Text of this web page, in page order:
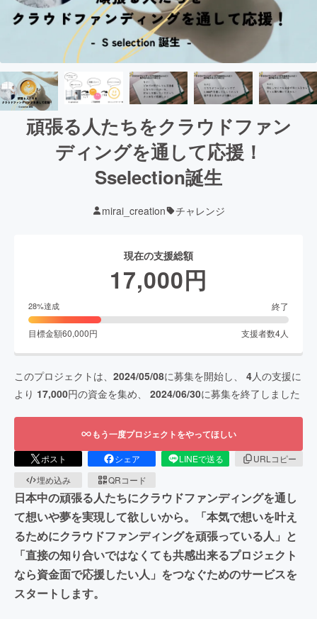
頑張る人たちをクラウドファン
ディングを通して応援！
Sselection誕生
mirai_creation チャレンジ
現在の支援総額
17,000円
28%達成 終了
目標金額60,000円 支援者数4人
このプロジェクトは、 2024/05/08に募集を開始し、 4人の支援に
より 17,000円の資金を集め、 2024/06/30に募集を終了しました
もう一度プロジェクトをやってほしい
ポスト シェア LINEで送る
URLコピー
埋め込み
QRコード
日本中の頑張る人たちにクラウドファンディングを通し
て想いや夢を実現して欲しいから。「本気で想いを叶え
るためにクラウドファンディングを頑張っている人」と
「直接の知り合いではなくても共感出来るプロジェクト
なら資金面で応援したい人」をつなぐためのサービスを
スタートします。